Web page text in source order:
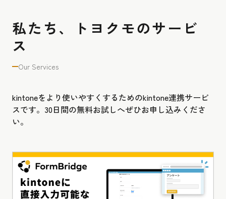
私たち、トヨクモのサービ
ス
Our Services
kintoneをより使いやすくするためのkintone連携サービ
スです。30日間の無料お試しへぜひお申し込みくださ
い。